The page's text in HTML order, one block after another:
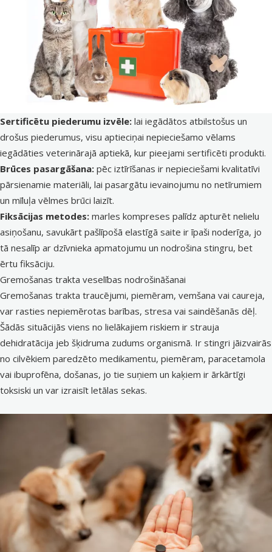
Sertificētu piederumu izvēle: lai iegādātos atbilstošus un
drošus piederumus, visu aptieciņai nepieciešamo vēlams
iegādāties veterinārajā aptiekā, kur pieejami sertificēti produkti.
Brūces pasargāšana: pēc iztīrīšanas ir nepieciešami kvalitatīvi
pārsienamie materiāli, lai pasargātu ievainojumu no netīrumiem
un mīluļa vēlmes brūci laizīt.
Fiksācijas metodes: marles kompreses palīdz apturēt nelielu
asiņošanu, savukārt pašlīpošā elastīgā saite ir īpaši noderīga, jo
tā nesalīp ar dzīvnieka apmatojumu un nodrošina stingru, bet
ērtu fiksāciju.
Gremošanas trakta veselības nodrošināšanai
Gremošanas trakta traucējumi, piemēram, vemšana vai caureja,
var rasties nepiemērotas barības, stresa vai saindēšanās dēļ.
Šādās situācijās viens no lielākajiem riskiem ir strauja
dehidratācija jeb šķidruma zudums organismā. Ir stingri jāizvairās
no cilvēkiem paredzēto medikamentu, piemēram, paracetamola
vai ibuprofēna, došanas, jo tie suņiem un kaķiem ir ārkārtīgi
toksiski un var izraisīt letālas sekas.